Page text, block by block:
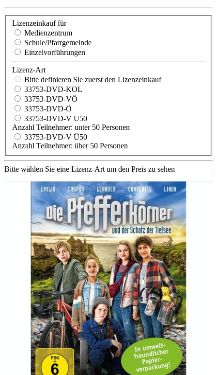
Lizenzeinkauf für
Medienzentrum
Schule/Pfarrgemeinde
Einzelvorführungen
Lizenz-Art
Bitte definieren Sie zuerst den Lizenzeinkauf
33753-DVD-KOL
33753-DVD-VÖ
33753-DVD-Ö
33753-DVD-V U50
Anzahl Teilnehmer: unter 50 Personen
33753-DVD-V Ü50
Anzahl Teilnehmer: über 50 Personen
Bitte wählen Sie eine Lizenz-Art um den Preis zu sehen